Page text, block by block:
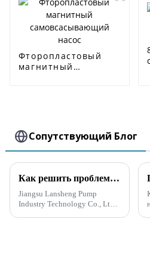
Фторопластовый
магнитный
Сопутствующий Блог
Как решить проблему выбора высокого напора для самовсасывающего канализационного насоса
Jiangsu Lansheng Pump
Industry Technology Co., Ltd.,